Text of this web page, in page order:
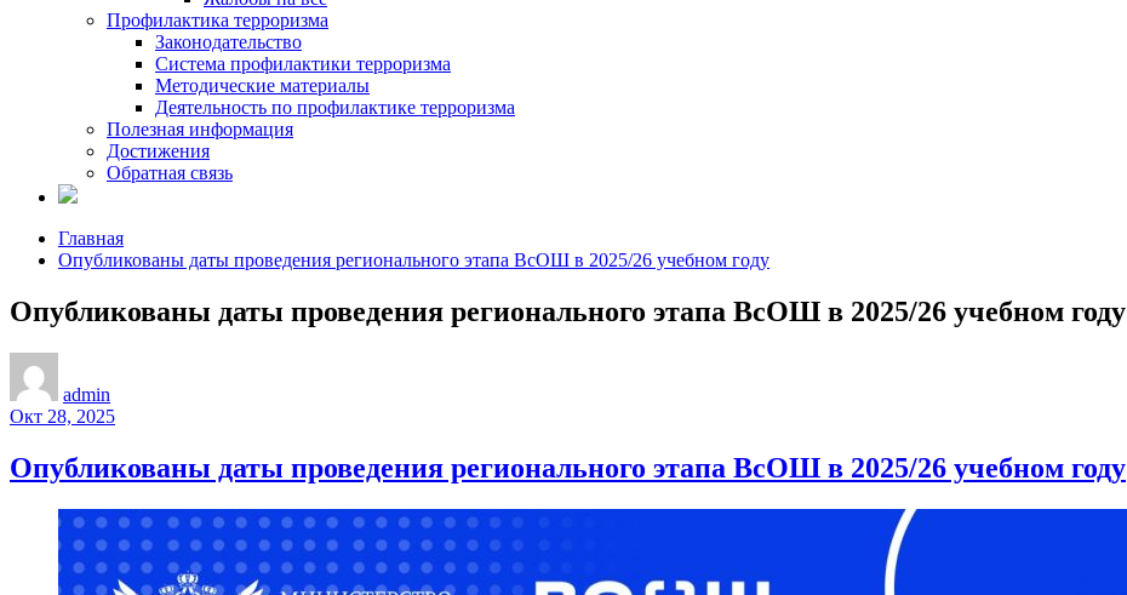
Профилактика терроризма
Законодательство
Система профилактики терроризма
Методические материалы
Деятельность по профилактике терроризма
Полезная информация
Достижения
Обратная связь
Главная
Опубликованы даты проведения регионального этапа ВсОШ в 2025/26 учебном году
Опубликованы даты проведения регионального этапа ВсОШ в 2025/26 учебном году
admin
Окт 28, 2025
Опубликованы даты проведения регионального этапа ВсОШ в 2025/26 учебном году